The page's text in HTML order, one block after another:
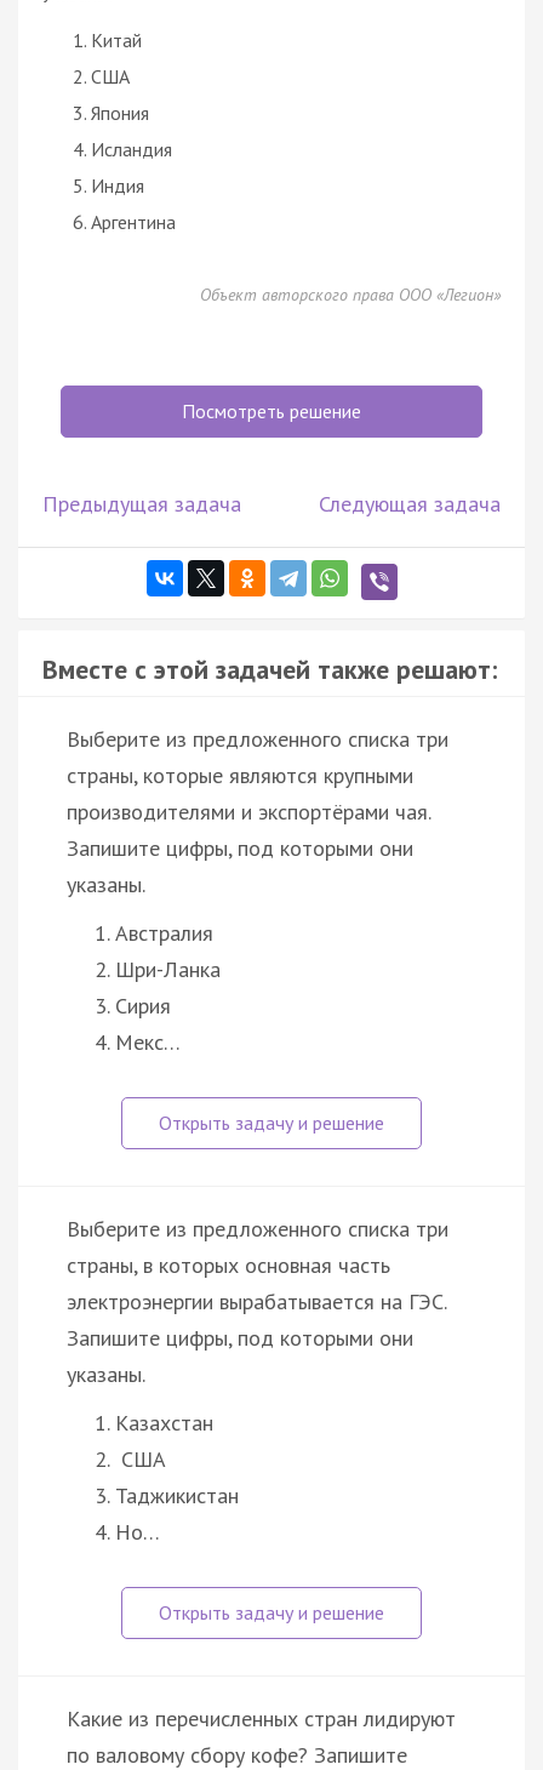
Китай
США
Япония
Исландия
Индия
Аргентина
Объект авторского права ООО «Легион»
Посмотреть решение
Предыдущая задача Следующая задача
Вместе с этой задачей также решают:
Выберите из предложенного списка три
страны, которые являются крупными
производителями и экспортёрами чая.
Запишите цифры, под которыми они
указаны.
Австралия
Шри-Ланка
Сирия
Мекс…
Выберите из предложенного списка три
страны, в которых основная часть
электроэнергии вырабатывается на ГЭС.
Запишите цифры, под которыми они
указаны.
Казахстан
США
Таджикистан
Но…
Какие из перечисленных стран лидируют
по валовому сбору кофе? Запишите